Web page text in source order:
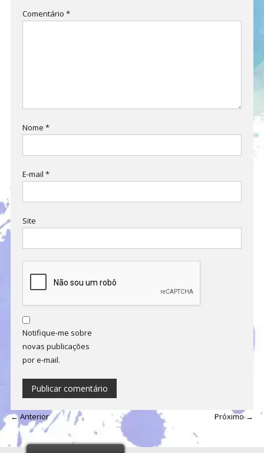
Comentário *
Nome *
E-mail *
Site
Notifique-me sobre
novas publicações
por e-mail.
← Anterior Próximo →